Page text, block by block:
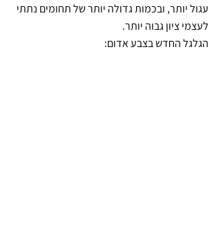
עגול יותר, ובכמות גדולה יותר של תחומים נתתי
לעצמי ציון גבוה יותר.
הגלגל החדש בצבע אדום: